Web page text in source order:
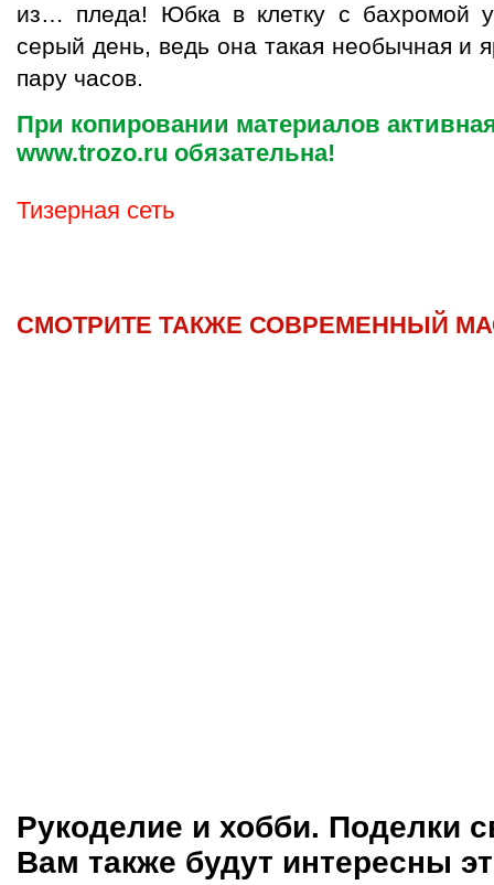
из… пледа! Юбка в клетку с бахромой
серый день, ведь она такая необычная и
пару часов.
При копировании материалов
www.trozo.ru обязательна!
Тизерная сеть
СМОТРИТЕ ТАКЖЕ СОВРЕМЕННЫЙ
Рукоделие и хобби. Поделки
Вам также будут интересны